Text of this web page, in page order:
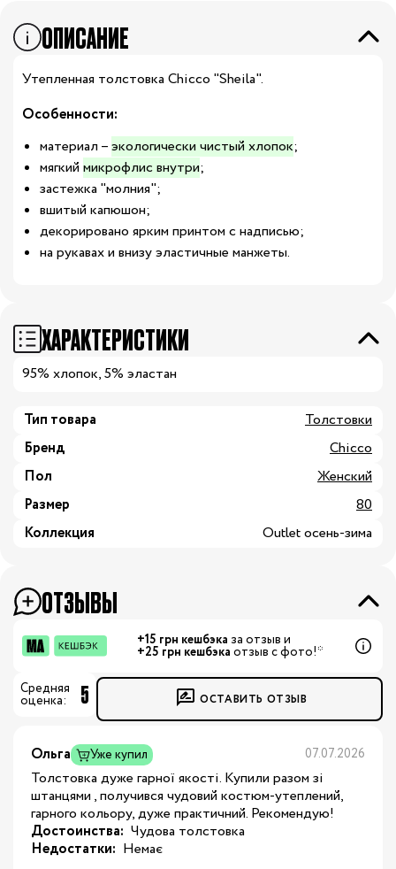
ОПИСАНИЕ
Утепленная толстовка Chicco "Sheila".
Особенности:
материал –экологически чистый хлопок;
мягкий микрофлис внутри;
застежка "молния";
вшитый капюшон;
декорировано ярким принтом с надписью;
на рукавах и внизу эластичные манжеты.
ХАРАКТЕРИСТИКИ
95% хлопок, 5% эластан
Тип товара
Толстовки
Бренд
Chicco
Пол
Женский
Размер
80
Коллекция
Outlet осень-зима
ОТЗЫВЫ
+15 грн кешбэка за отзыв и
+25 грн кешбэка отзыв с фото!*
Средняя
оценка: 5 ОСТАВИТЬ ОТЗЫВ
Ольга Уже купил 07.07.2026
Толстовка дуже гарної якості. Купили разом зі
штанцями , получився чудовий костюм-утеплений,
гарного кольору, дуже практичний. Рекомендую!
Достоинства: Чудова толстовка
Недостатки: Немає